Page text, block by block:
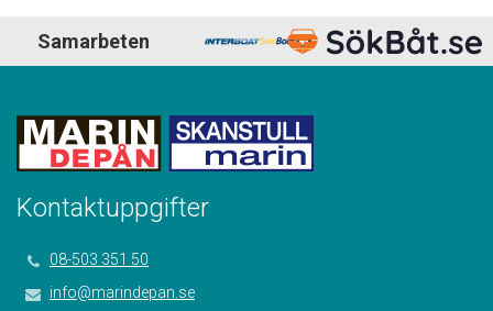
Samarbeten
Kontaktuppgifter
08-503 351 50
info@marindepan.se